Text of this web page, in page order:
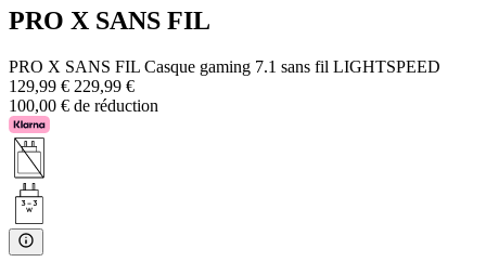
PRO X SANS FIL
PRO X SANS FIL Casque gaming 7.1 sans fil LIGHTSPEED
129,99 € 229,99 €
100,00 € de réduction